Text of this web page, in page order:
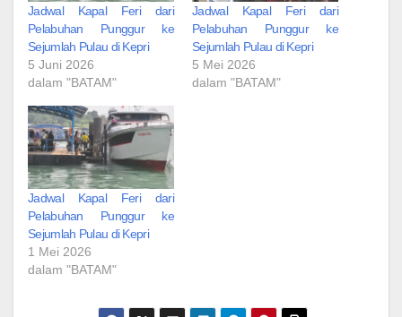
Jadwal Kapal Feri dari
Pelabuhan Punggur ke
Sejumlah Pulau di Kepri
5 Juni 2026
dalam "BATAM"
Jadwal Kapal Feri dari
Pelabuhan Punggur ke
Sejumlah Pulau di Kepri
5 Mei 2026
dalam "BATAM"
Jadwal Kapal Feri dari
Pelabuhan Punggur ke
Sejumlah Pulau di Kepri
1 Mei 2026
dalam "BATAM"